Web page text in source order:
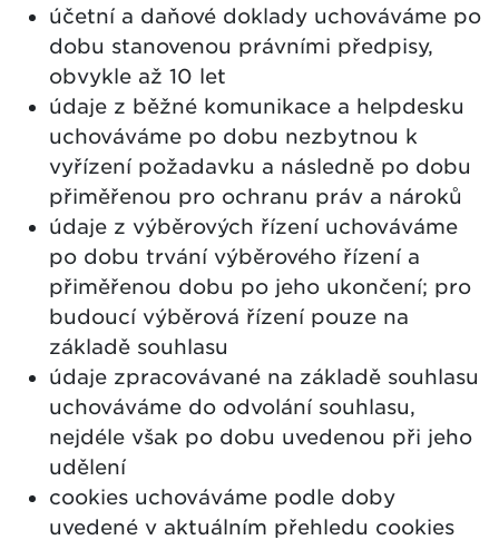
účetní a daňové doklady uchováváme po
dobu stanovenou právními předpisy,
obvykle až 10 let
údaje z běžné komunikace a helpdesku
uchováváme po dobu nezbytnou k
vyřízení požadavku a následně po dobu
přiměřenou pro ochranu práv a nároků
údaje z výběrových řízení uchováváme
po dobu trvání výběrového řízení a
přiměřenou dobu po jeho ukončení; pro
budoucí výběrová řízení pouze na
základě souhlasu
údaje zpracovávané na základě souhlasu
uchováváme do odvolání souhlasu,
nejdéle však po dobu uvedenou při jeho
udělení
cookies uchováváme podle doby
uvedené v aktuálním přehledu cookies